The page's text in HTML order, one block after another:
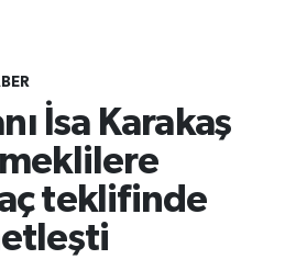
İsa Karakaş
teklifinde